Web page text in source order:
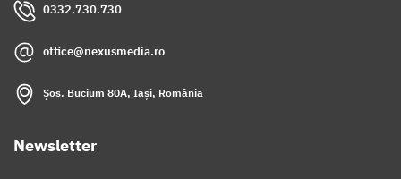
0332.730.730
office@nexusmedia.ro
Șos. Bucium 80A, Iași, România
Newsletter